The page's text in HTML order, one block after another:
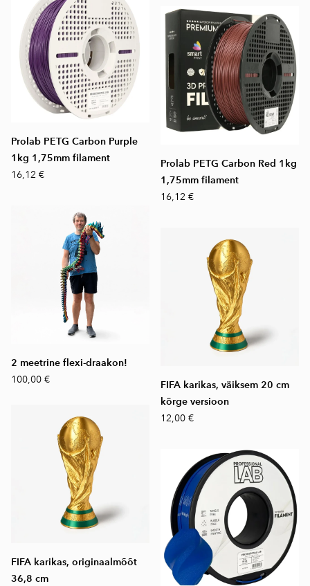
Prolab PETG Carbon Purple
1kg 1,75mm filament
16,12 €
Prolab PETG Carbon Red 1kg
1,75mm filament
16,12 €
2 meetrine flexi-draakon!
100,00 €
FIFA karikas, väiksem 20 cm
kõrge versioon
12,00 €
FIFA karikas, originaalmõõt
36,8 cm